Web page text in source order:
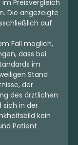
Preisvergleich
Die angezeigte
auf
Fall möglich,
dass bei
im
Stand
der
des ärztlichen
sich in der
kein
Patient